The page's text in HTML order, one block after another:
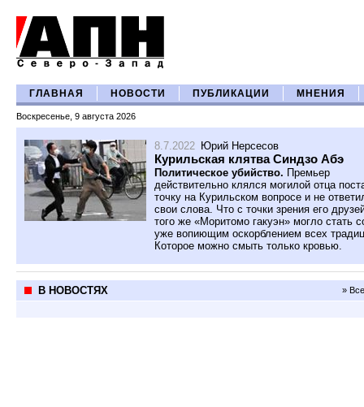
ГЛАВНАЯ НОВОСТИ ПУБЛИКАЦИИ МНЕНИЯ
Воскресенье, 9 августа 2026
8.7.2022 Юрий Нерсесов
Курильская клятва Синдзо Абэ
Политическое убийство. Премьер
действительно клялся могилой отца
точку на Курильском вопросе и не
свои слова. Что с точки зрения его
того же «Моритомо гакуэн» могло стать
уже вопиющим оскорблением всех
Которое можно смыть только кровью.
В НОВОСТЯХ »